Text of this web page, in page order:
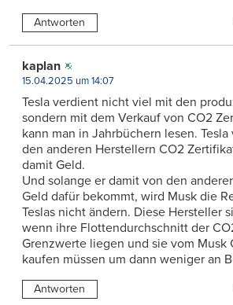
Antworten
kaplan
15.04.2025 um 14:07
Tesla verdient nicht viel mit den
sondern mit dem Verkauf von CO2
kann man in Jahrbüchern lesen.
den anderen Herstellern CO2
damit Geld.
Und solange er damit von den
Geld dafür bekommt, wird Musk die
Teslas nicht ändern. Diese Hersteller
wenn ihre Flottendurchschnitt der
Grenzwerte liegen und sie vom Musk
kaufen müssen um dann weniger an
Antworten